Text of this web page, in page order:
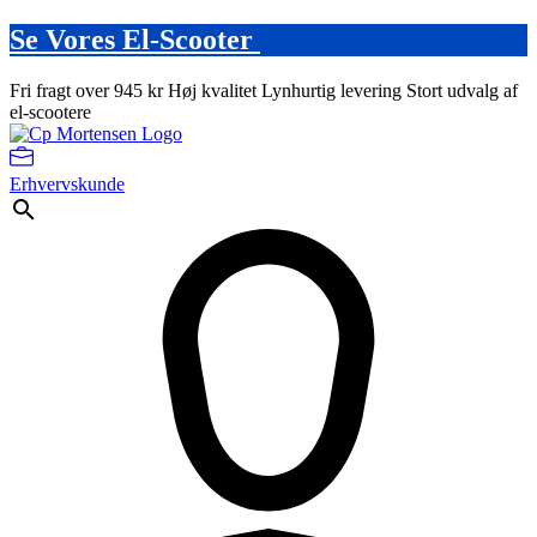
Se Vores El-Scooter
Fri fragt over 945 kr Høj kvalitet Lynhurtig levering Stort udvalg af
el-scootere
Erhvervskunde
search